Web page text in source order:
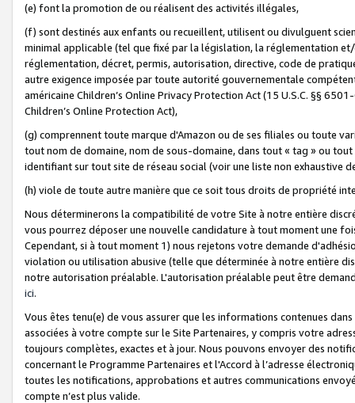
(e) font la promotion de ou réalisent des activités illégales,
(f) sont destinés aux enfants ou recueillent, utilisent ou divulguent
minimal applicable (tel que fixé par la législation, la réglementation
réglementation, décret, permis, autorisation, directive, code de
autre exigence imposée par toute autorité gouvernementale
américaine Children’s Online Privacy Protection Act (15 U.S.C. §§
Children’s Online Protection Act),
(g) comprennent toute marque d'Amazon ou de ses filiales ou toute
tout nom de domaine, nom de sous-domaine, dans tout « tag » ou
identifiant sur tout site de réseau social (voir une liste non exhaustive
(h) viole de toute autre manière que ce soit tous droits de propriété
Nous déterminerons la compatibilité de votre Site à notre entière
vous pourrez déposer une nouvelle candidature à tout moment une
Cependant, si à tout moment 1) nous rejetons votre demande
violation ou utilisation abusive (telle que déterminée à notre entière
notre autorisation préalable. L'autorisation préalable peut être
ici.
Vous êtes tenu(e) de vous assurer que les informations contenues
associées à votre compte sur le Site Partenaires, y compris votre
toujours complètes, exactes et à jour. Nous pouvons envoyer des
concernant le Programme Partenaires et l'Accord à l’adresse
toutes les notifications, approbations et autres communications
compte n’est plus valide.